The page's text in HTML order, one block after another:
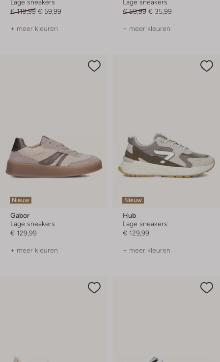
Lage sneakers
€ 119,99 € 59,99
+ meer kleuren
Lage sneakers
€ 59,99 € 35,99
+ meer kleuren
Nieuw
Gabor
Lage sneakers
€ 129,99
+ meer kleuren
Nieuw
Hub
Lage sneakers
€ 129,99
+ meer kleuren